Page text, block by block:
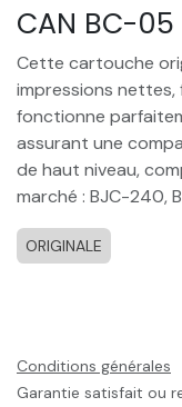
CAN BC-05
Cette cartouche
impressions nettes,
fonctionne
assurant une
de haut niveau,
marché : BJC-240,
ORIGINALE
Conditions générales
Garantie satisfait ou